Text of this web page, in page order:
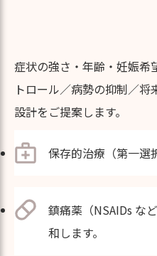
症状の強さ・年齢・妊娠希
トロール／病勢の抑制／
設計をご提案します。
保存的治療（第一選
鎮痛薬（NSAIDs な
和します。